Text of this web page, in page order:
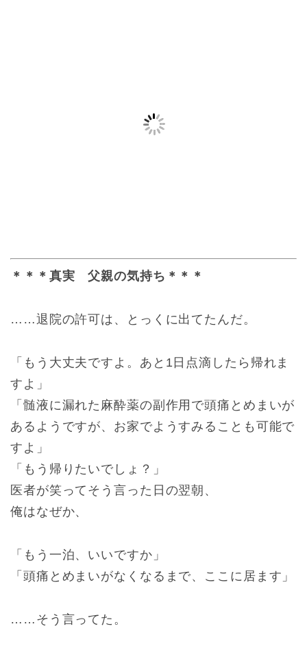
＊＊＊真実 父親の気持ち＊＊＊
……退院の許可は、とっくに出てたんだ。
「もう大丈夫ですよ。あと1日点滴したら帰れま
すよ」
「髄液に漏れた麻酔薬の副作用で頭痛とめまいが
あるようですが、お家でようすみることも可能で
すよ」
「もう帰りたいでしょ？」
医者が笑ってそう言った日の翌朝、
俺はなぜか、
「もう一泊、いいですか」
「頭痛とめまいがなくなるまで、ここに居ます」
……そう言ってた。